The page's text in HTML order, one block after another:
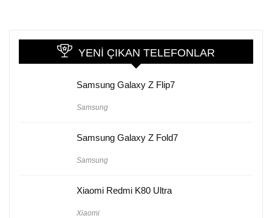
YENI ÇIKAN TELEFONLAR
Samsung Galaxy Z Flip7
Samsung
Samsung Galaxy Z Fold7
Samsung
Xiaomi Redmi K80 Ultra
Xiaomi